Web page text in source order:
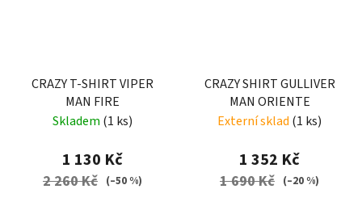
CRAZY T-SHIRT VIPER
MAN FIRE
Skladem (1 ks)
1 130 Kč
2 260 Kč (–50 %)
CRAZY SHIRT GULLIVER
MAN ORIENTE
Externí sklad (1 ks)
1 352 Kč
1 690 Kč (–20 %)